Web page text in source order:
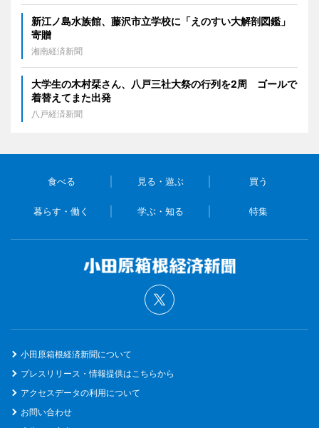
新江ノ島水族館、藤沢市立学校に「えのすい大解剖図鑑」
寄贈
湘南経済新聞
大学生の木村栞さん、八戸三社大祭の行列を2周 ゴールで
着替えてまた出発
八戸経済新聞
食べる 見る・遊ぶ 買う
暮らす・働く 学ぶ・知る 特集
小田原箱根経済新聞について
プレスリリース・情報提供はこちらから
アクセスデータの利用について
お問い合わせ